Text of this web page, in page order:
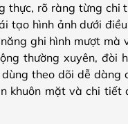
thực, rõ ràng từng
tạo hình ảnh dưới
ghi hình mượt mà
thường xuyên, đòi
theo dõi dễ
khuôn mặt và chi